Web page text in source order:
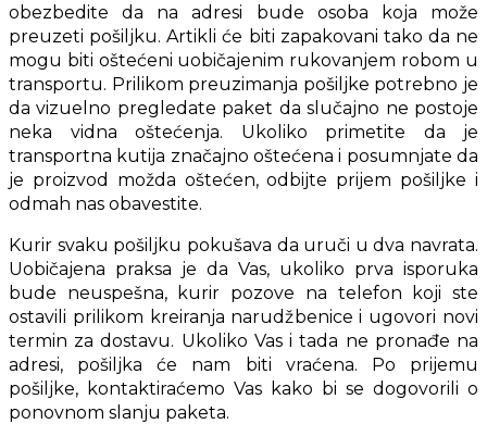
obezbedite da na adresi bude osoba koja može
preuzeti pošiljku. Artikli će biti zapakovani tako da ne
mogu biti oštećeni uobičajenim rukovanjem robom u
transportu. Prilikom preuzimanja pošiljke potrebno je
da vizuelno pregledate paket da slučajno ne postoje
neka vidna oštećenja. Ukoliko primetite da je
transportna kutija značajno oštećena i posumnjate da
je proizvod možda oštećen, odbijte prijem pošiljke i
odmah nas obavestite.
Kurir svaku pošiljku pokušava da uruči u dva navrata.
Uobičajena praksa je da Vas, ukoliko prva isporuka
bude neuspešna, kurir pozove na telefon koji ste
ostavili prilikom kreiranja narudžbenice i ugovori novi
termin za dostavu. Ukoliko Vas i tada ne pronađe na
adresi, pošiljka će nam biti vraćena. Po prijemu
pošiljke, kontaktiraćemo Vas kako bi se dogovorili o
ponovnom slanju paketa.